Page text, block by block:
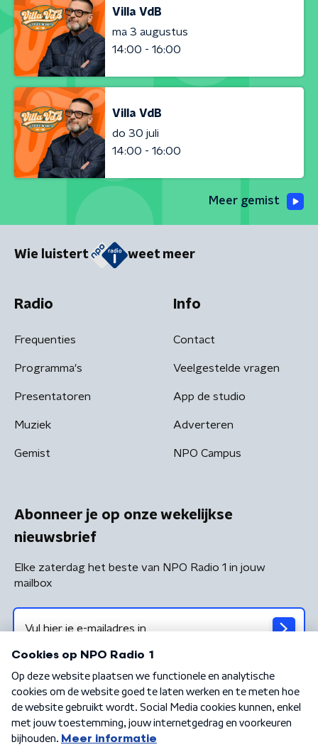
Villa VdB
ma 3 augustus
14:00 - 16:00
Villa VdB
do 30 juli
14:00 - 16:00
Meer gemist
Wie luistert weet meer
Radio
Frequenties
Programma's
Presentatoren
Muziek
Gemist
Info
Contact
Veelgestelde vragen
App de studio
Adverteren
NPO Campus
Abonneer je op onze wekelijkse
nieuwsbrief
Elke zaterdag het beste van NPO Radio 1 in jouw
mailbox
Algemene voorwaarden